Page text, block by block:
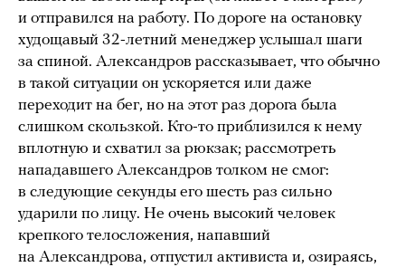
и отправился на работу. По дороге на остановку
худощавый 32-летний менеджер услышал шаги
за спиной. Александров рассказывает, что обычно
в такой ситуации он ускоряется или даже
переходит на бег, но на этот раз дорога была
слишком скользкой. Кто-то приблизился к нему
вплотную и схватил за рюкзак; рассмотреть
нападавшего Александров толком не смог:
в следующие секунды его шесть раз сильно
ударили по лицу. Не очень высокий человек
крепкого телосложения, напавший
на Александрова, отпустил активиста и, озираясь,